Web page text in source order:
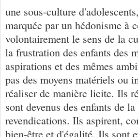
une sous-culture
marquée par un hédonisme à
volontairement le sens de la
la frustration des enfants des
aspirations et des mêmes
pas des moyens matériels ou
réaliser de manière licite. Ils
sont devenus des enfants de
revendications. Ils aspirent,
bien-être et d'égalité. Ils sont